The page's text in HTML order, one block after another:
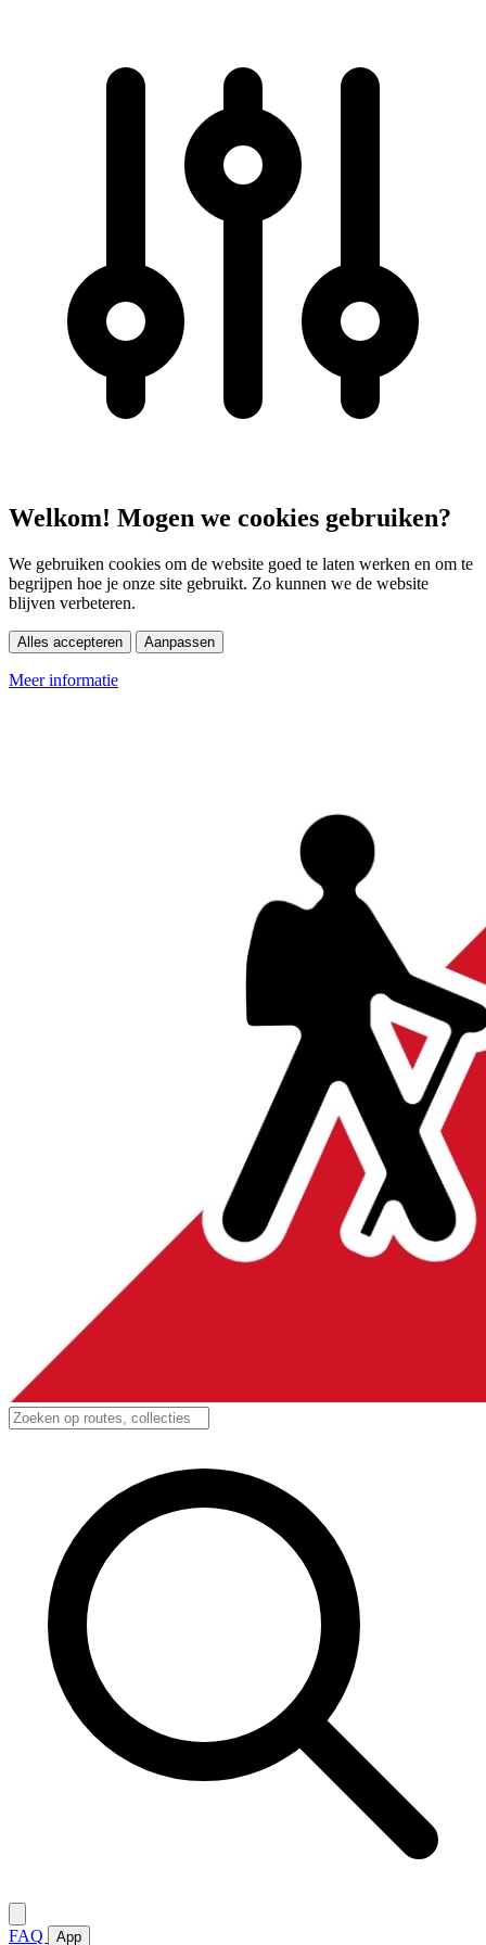
Welkom! Mogen we cookies gebruiken?
We gebruiken cookies om de website goed te laten werken en om te
begrijpen hoe je onze site gebruikt. Zo kunnen we de website
blijven verbeteren.
Alles accepteren Aanpassen
Meer informatie
FAQ App